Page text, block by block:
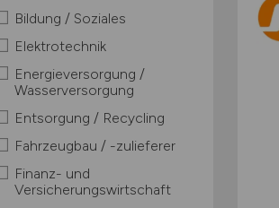
Bildung / Soziales
Elektrotechnik
Energieversorgung /
Wasserversorgung
Entsorgung / Recycling
Fahrzeugbau / -zulieferer
Finanz- und
Versicherungswirtschaft